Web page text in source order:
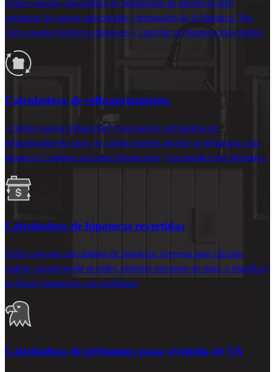
Utilice nuestra calculadora de liquidación de hipotecas para
comparar los pagos quincenales y mensuales de la hipoteca. Vea
cómo puede ahorrar en intereses y cancelar su hipoteca más rápido.
Calculadora de refinanciamiento
¿Cuánto cuesta refinanciar? Usa nuestra calculadora de
refinanciamiento para ver cuánto puedes ahorrar al refinanciar una
hipoteca. Compare las tasas hipotecarias y los detalles del préstamo.
Calculadora de hipotecas revertidas
Utilice nuestra calculadora de hipotecas inversas para calcular
cuánto capital puede acceder, explorar opciones de pago y planificar
su futuro financiero con confianza.
Calculadora de préstamos para vivienda de VA